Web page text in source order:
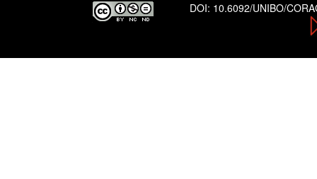
DOI: 10.6092/UNIBO/